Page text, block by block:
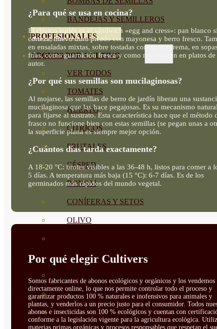
BANDEJAS Y SEMILLEROS
PROFESIONALES
ABONOS POR CULTIVO
VER TODOS
TOMATES
HUERTO
CÍTRICOS
FRUTALES
CÉSPED
BONSAI
CONÍFERAS Y SETOS
OLIVO
SUCULENTAS
ORQUIDEAS
ORNAMENTALES
¿Para qué se usa en cocina?
El clásico inglés es el sándwich «egg and cress»: pan blanco
corteza, huevo duro picado con mayonesa y berro fresco.
en ensaladas mixtas, sobre tostadas con queso crema, en
frías, como guarnición fresca y como microgreen en platos de
autor.
¿Por qué sus semillas son mucilaginosas?
Al mojarse, las semillas de berro de jardín liberan una
mucilaginosa que las hace pegajosas. Es su mecanismo
para fijarse al sustrato. Esta característica hace que el método
frasco no funcione bien con estas semillas (se pegan unas a
la superficie plana es siempre mejor opción.
¿Cuántos días tarda exactamente?
A 18-20 °C: brotes visibles a las 36-48 h, listos para comer a
5 días. A temperatura más baja (15 °C): 6-7 días. Es de los
germinados más rápidos del mundo vegetal.
Por qué elegir Cultivers
Somos fabricantes de abonos ecológicos y orgánicos y los vendemos
directamente online, lo que nos permite controlar todo el proceso y
garantizar productos 100 % naturales e inofensivos para animales y
plantas, y venderlos a un precio justo para el consumidor. Todos
abonos e insecticidas son 100 % ecológicos y cuentan con
conforme a la legislación vigente para la agricultura ecológica.
materias primas orgánicas y procesos responsables que respetan el